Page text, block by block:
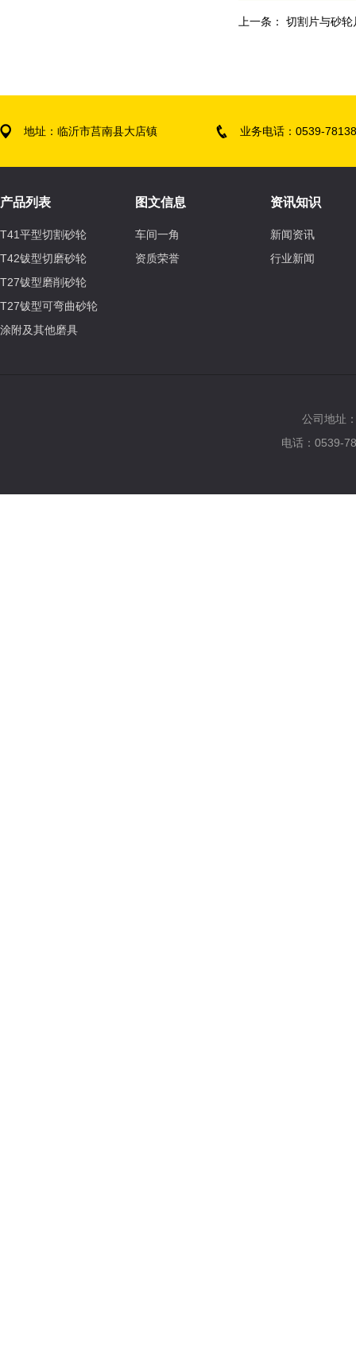
上一条： 切割片与砂轮
地址：临沂市莒南县大店镇 业务电话：0539-
产品列表
T41平型切割砂轮
T42钹型切磨砂轮
T27钹型磨削砂轮
T27钹型可弯曲砂轮
涂附及其他磨具
图文信息
车间一角
资质荣誉
资讯知识
新闻资讯
行业新闻
公司地址
电话：0539-